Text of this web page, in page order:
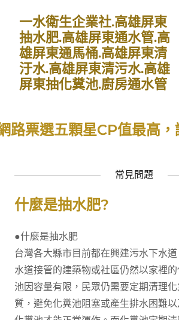
一水衛生企業社.高雄屏東
抽水肥.高雄屏東通水管.高
雄屏東通馬桶.高雄屏東清
汙水.高雄屏東清污水.高雄
屏東抽化糞池.廚房通水管
五顆星CP值最高，讓我
常見問題
什麼是抽水肥?
●什麼是抽水肥
台灣各大縣市目前都在興建污水下水
水道接管的建築物或社區仍然以家裡
池因容量有限，民眾仍需要定期清理
質，避免化糞池阻塞或產生排水困難